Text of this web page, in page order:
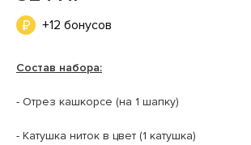
+12 бонусов
Состав набора:
- Отрез кашкорсе (на 1 шапку)
- Катушка ниток в цвет (1 катушка)